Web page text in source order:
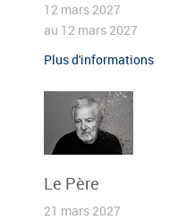
12 mars 2027
au 12 mars 2027
Plus d'informations
Le Père
21 mars 2027